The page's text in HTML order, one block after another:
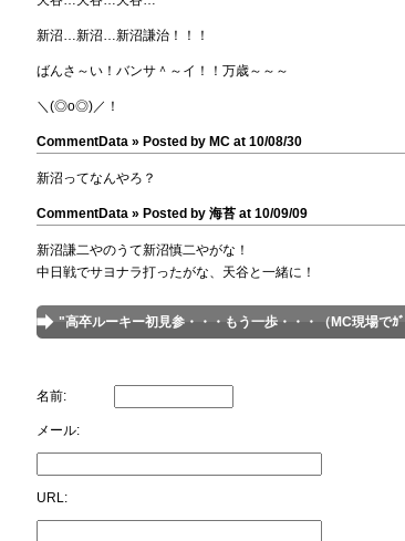
新沼…新沼…新沼謙治！！！
ばんさ～い！バンサ＾～イ！！万歳～～～
＼(◎o◎)／！
CommentData » Posted by MC at 10/08/30
新沼ってなんやろ？
CommentData » Posted by 海苔 at 10/09/09
新沼謙二やのうて新沼慎二やがな！
中日戦でサヨナラ打ったがな、天谷と一緒に！
"高卒ルーキー初見参・・・もう一歩・・・（MC現場で
名前:
メール:
URL: